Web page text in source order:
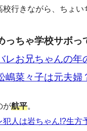
校行きながら、ちょい
ちゃ学校サボっ
お兄ちゃんの年
嶋菜々子は元夫婦
が航平。
人は岩ちゃん!?生方